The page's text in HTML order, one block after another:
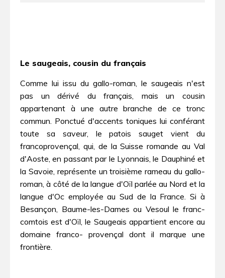
Le saugeais, cousin du français
Comme lui issu du gallo-roman, le saugeais n'est
pas un dérivé du français, mais un cousin
appartenant à une autre branche de ce tronc
commun. Ponctué d'accents toniques lui conférant
toute sa saveur, le patois sauget vient du
francoprovençal, qui, de la Suisse romande au Val
d'Aoste, en passant par le Lyonnais, le Dauphiné et
la Savoie, représente un troisième rameau du gallo-
roman, à côté de la langue d'Oïl parlée au Nord et la
langue d'Oc employée au Sud de la France. Si à
Besançon, Baume-les-Dames ou Vesoul le franc-
comtois est d'Oïl, le Saugeais appartient encore au
domaine franco- provençal dont il marque une
frontière.